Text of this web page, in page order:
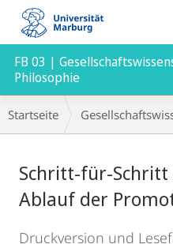
Mobile-
Navigation
FB 03 |
Philosophie
Breadcrumb-
Navigation
Startseite
Schritt-für-
Ablauf der
Druckversion und